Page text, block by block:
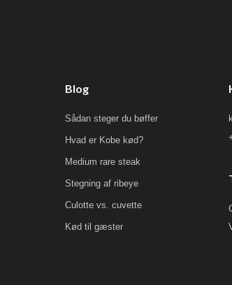
Blog
Sådan steger du bøffer
Hvad er Kobe kød?
Medium rare steak
Stegning af ribeye
Culotte vs. cuvette
Kød til gæster